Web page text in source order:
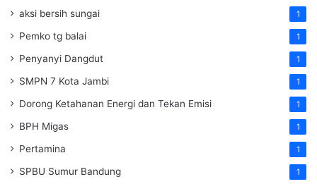
aksi bersih sungai 1
Pemko tg balai 1
Penyanyi Dangdut 1
SMPN 7 Kota Jambi 1
Dorong Ketahanan Energi dan Tekan Emisi 1
BPH Migas 1
Pertamina 1
SPBU Sumur Bandung 1